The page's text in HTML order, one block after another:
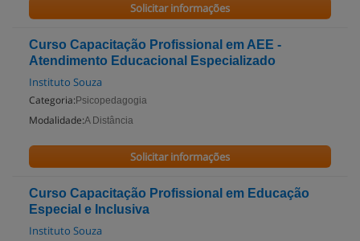
Solicitar informações
Curso Capacitação Profissional em AEE -
Atendimento Educacional Especializado
Instituto Souza
Categoria: Psicopedagogia
Modalidade:A Distância
Solicitar informações
Curso Capacitação Profissional em Educação
Especial e Inclusiva
Instituto Souza